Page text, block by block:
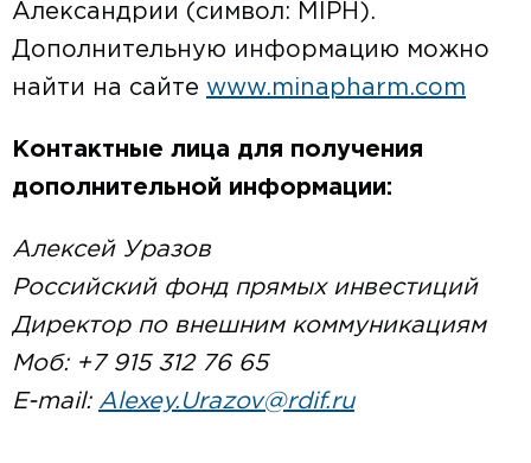
Александрии (символ: MIPH).
Дополнительную информацию можно
найти на сайте www.minapharm.com
Контактные лица для получения
дополнительной информации:
Алексей Уразов
Российский фонд прямых инвестиций
Директор по внешним коммуникациям
Моб: +7 915 312 76 65
E-mail: Alexey.Urazov@rdif.ru